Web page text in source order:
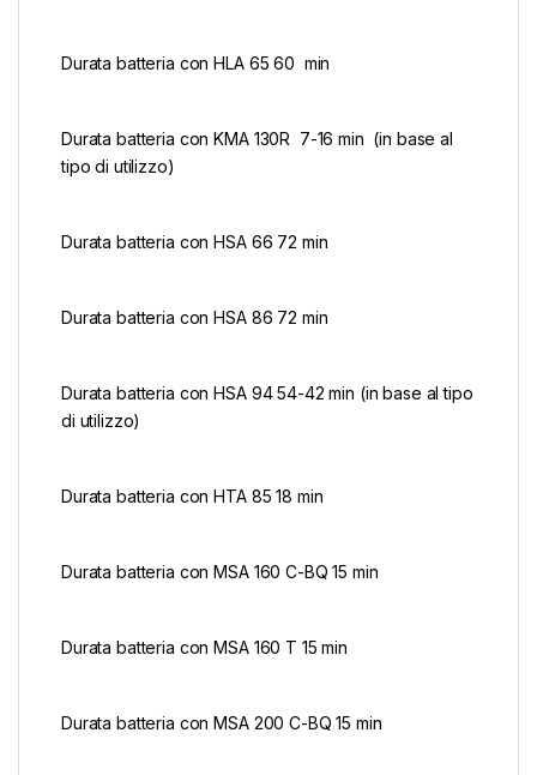
Durata batteria con HLA 65 60 min
Durata batteria con KMA 130R 7-16 min (in base al
tipo di utilizzo)
Durata batteria con HSA 66 72 min
Durata batteria con HSA 86 72 min
Durata batteria con HSA 94 54-42 min (in base al tipo
di utilizzo)
Durata batteria con HTA 85 18 min
Durata batteria con MSA 160 C-BQ 15 min
Durata batteria con MSA 160 T 15 min
Durata batteria con MSA 200 C-BQ 15 min